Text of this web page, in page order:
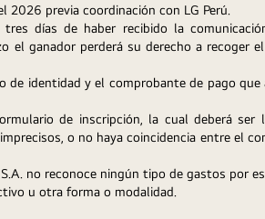
2026 previa coordinación con LG Perú.
días de haber recibido la
el ganador perderá su derecho a recoger
identidad y el comprobante de pago que
de inscripción, la cual deberá ser
o no haya coincidencia entre el
no reconoce ningún tipo de gastos por
u otra forma o modalidad.